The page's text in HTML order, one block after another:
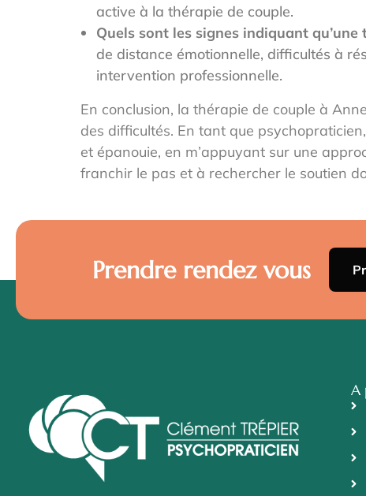
active à la thérapie de couple.
Quels sont les signes indiquant
de distance émotionnelle, difficultés à
intervention professionnelle.
En conclusion, la thérapie de couple à
des difficultés. En tant que
et épanouie, en m’appuyant sur une
franchir le pas et à rechercher le soutien
Prendre rendez vous
A